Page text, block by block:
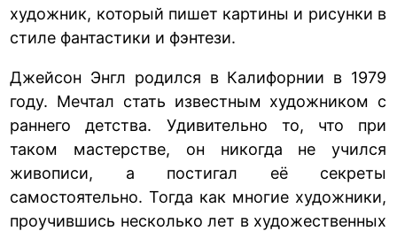
художник, который пишет картины и рисунки в
стиле фантастики и фэнтези.
Джейсон Энгл родился в Калифорнии в 1979
году. Мечтал стать известным художником с
раннего детства. Удивительно то, что при
таком мастерстве, он никогда не учился
живописи, а постигал её секреты
самостоятельно. Тогда как многие художники,
проучившись несколько лет в художественных